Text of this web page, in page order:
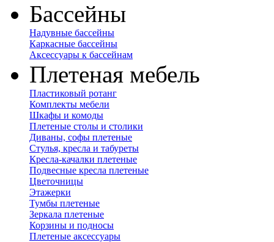
Бассейны
Надувные бассейны
Каркасные бассейны
Аксессуары к бассейнам
Плетеная мебель
Пластиковый ротанг
Комплекты мебели
Шкафы и комоды
Плетеные столы и столики
Диваны, софы плетеные
Стулья, кресла и табуреты
Кресла-качалки плетеные
Подвесные кресла плетеные
Цветочницы
Этажерки
Тумбы плетеные
Зеркала плетеные
Корзины и подносы
Плетеные аксессуары